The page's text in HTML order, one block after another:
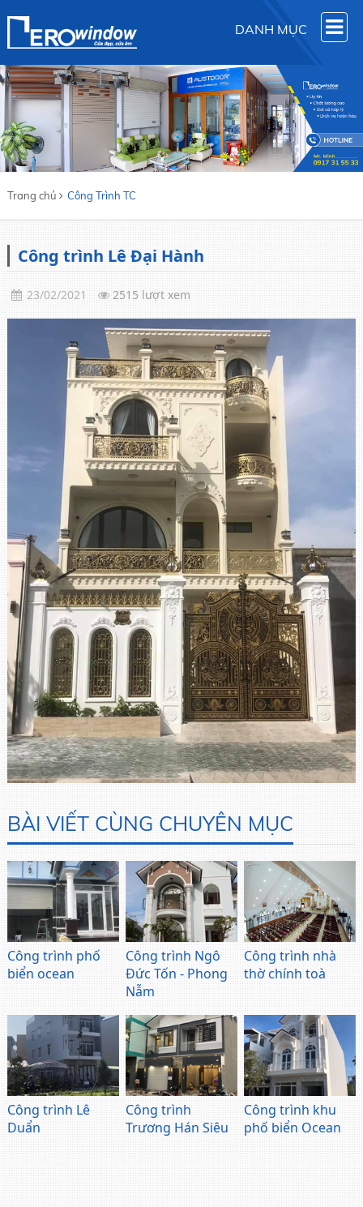
DANH MỤC
Trang chủ Công Trình TC
Công trình Lê Đại Hành
23/02/2021 2515 lượt xem
BÀI VIẾT CÙNG CHUYÊN MỤC
Công trình phố
biển ocean
Công trình Ngô
Đức Tốn - Phong
Nẫm
Công trình nhà
thờ chính toà
Công trình Lê
Duẩn
Công trình
Trương Hán Siêu
Công trình khu
phố biển Ocean